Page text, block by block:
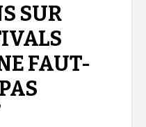
SUR
FAUT-